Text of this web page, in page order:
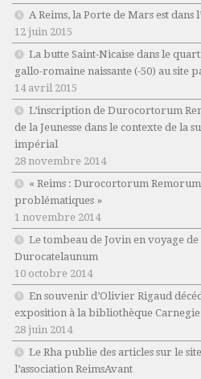
A Reims, la Porte de Mars est dans
12 juin 2015
La butte Saint-Nicaise dans le
gallo-romaine naissante (-50) au site
14 avril 2015
L’inscription de Durocortorum
de la Jeunesse dans le contexte de la
impérial
28 novembre 2014
« Reims : Durocortorum
problématiques »
1 novembre 2014
Le tombeau de Jovin en voyage
Durocatelaunum
10 octobre 2014
En souvenir d’Olivier Rigaud
exposition à la bibliothèque
28 juin 2014
Le Rha publie des articles sur le
l’association ReimsAvant